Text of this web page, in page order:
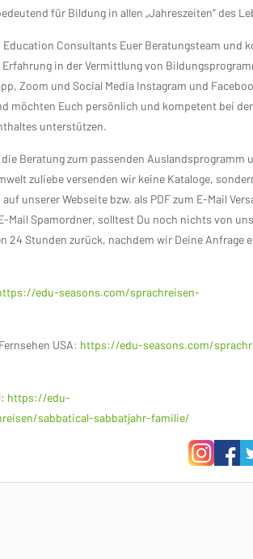
für Bildung in allen „Jahreszeiten“ des
Consultants Euer Beratungsteam und
in der Vermittlung von
Zoom und Social Media Instagram und
möchten Euch persönlich und kompetent bei der
unterstützen.
Beratung zum passenden Auslandsprogramm
zuliebe versenden wir keine Kataloge,
unserer Webseite bzw. als PDF zum E-Mail
Mail Spamordner, solltest Du noch nichts von
24 Stunden zurück, nachdem wir Deine Anfrage
edu-seasons.com/sprachreisen-
USA: https://edu-seasons.com/
https://edu-
sabbatical-sabbatjahr-familie/